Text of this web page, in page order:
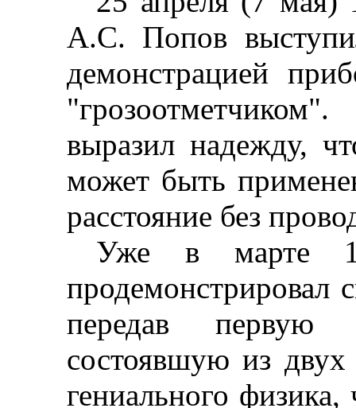
A.C. Попов
демонстрацией
выразил надежду,
может быть
расстояние без
Уже в марте
продемонстрировал
передав
состоявшую из
гениального